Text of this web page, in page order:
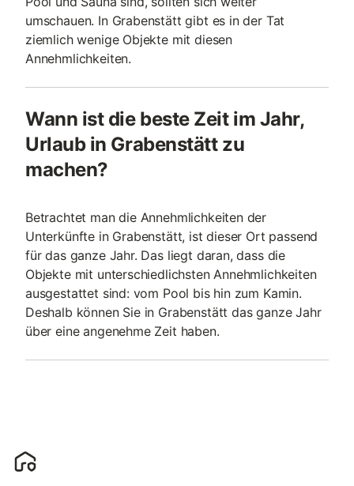
umschauen. In Grabenstätt gibt es in der Tat
ziemlich wenige Objekte mit diesen
Annehmlichkeiten.
Wann ist die beste Zeit im Jahr,
Urlaub in Grabenstätt zu
machen?
Betrachtet man die Annehmlichkeiten der
Unterkünfte in Grabenstätt, ist dieser Ort passend
für das ganze Jahr. Das liegt daran, dass die
Objekte mit unterschiedlichsten Annehmlichkeiten
ausgestattet sind: vom Pool bis hin zum Kamin.
Deshalb können Sie in Grabenstätt das ganze Jahr
über eine angenehme Zeit haben.